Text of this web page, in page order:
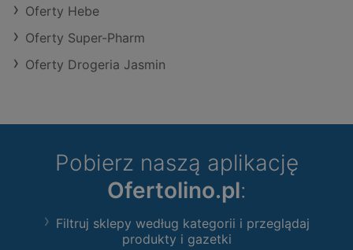
Oferty Hebe
Oferty Super-Pharm
Oferty Drogeria Jasmin
Pobierz naszą aplikację
Ofertolino.pl:
Filtruj sklepy według kategorii i przeglądaj
produkty i gazetki